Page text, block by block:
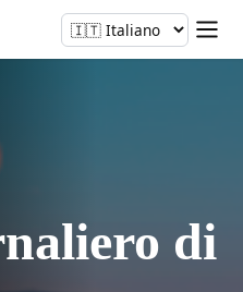
di